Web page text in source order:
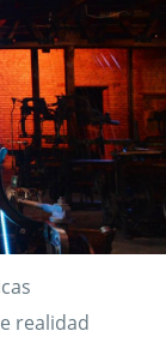
realidad